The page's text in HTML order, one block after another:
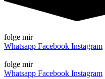
folge mir
Whatsapp Facebook Instagram
folge mir
Whatsapp Facebook Instagram